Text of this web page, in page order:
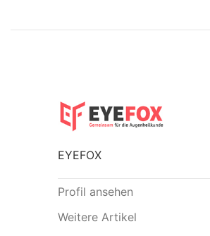
EYEFOX
Profil ansehen
Weitere Artikel